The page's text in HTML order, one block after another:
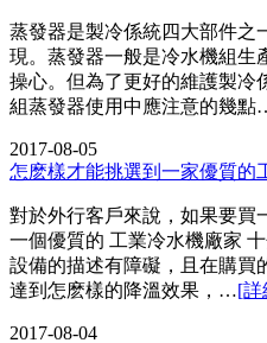
蒸發器是製冷係統四大部件之
現。蒸發器一般是冷水機組生
操心。但為了更好的維護製冷
組蒸發器使用中應注意的幾點
2017-08-05
怎麽樣才能挑選到一家優質的
對於外行客戶來說，如果要買
一個優質的 工業冷水機廠家
設備的描述有障礙，且在購買
達到怎麽樣的降溫效果，…[詳
2017-08-04